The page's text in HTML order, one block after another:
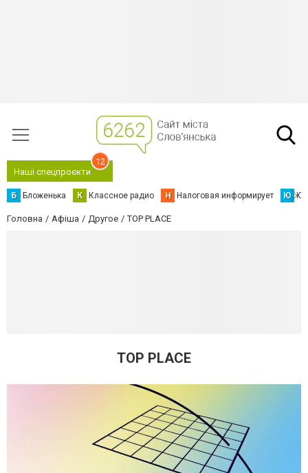
Наші спецпроєкти
12
Б Бложенька К Классное радио Н Налоговая информирует Ю
Головна Афіша Другое TOP PLACE
TOP PLACE